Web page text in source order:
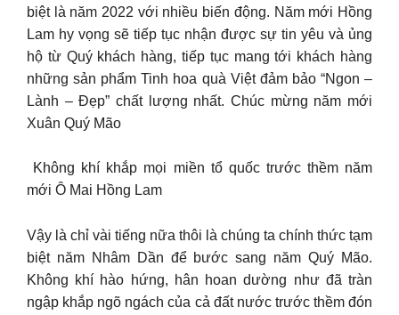
biệt là năm 2022 với nhiều biến động. Năm mới Hồng
Lam hy vọng sẽ tiếp tục nhận được sự tin yêu và ủng
hộ từ Quý khách hàng, tiếp tục mang tới khách hàng
những sản phẩm Tinh hoa quà Việt đảm bảo “Ngon –
Lành – Đẹp” chất lượng nhất. Chúc mừng năm mới
Xuân Quý Mão
️ Không khí khắp mọi miền tổ quốc trước thềm năm
mới ️Ô Mai Hồng Lam
Vậy là chỉ vài tiếng nữa thôi là chúng ta chính thức tạm
biệt năm Nhâm Dần để bước sang năm Quý Mão.
Không khí hào hứng, hân hoan dường như đã tràn
ngập khắp ngõ ngách của cả đất nước trước thềm đón